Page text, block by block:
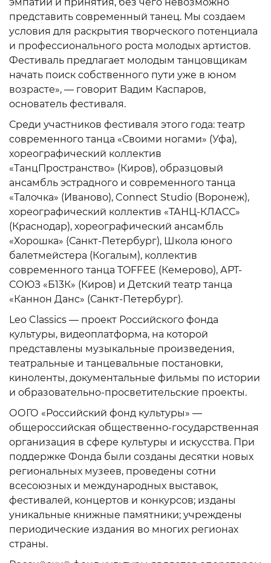
представить современный танец. Мы создаем
условия для раскрытия творческого потенциала
и профессионального роста молодых артистов.
Фестиваль предлагает молодым танцовщикам
начать поиск собственного пути уже в юном
возрасте», — говорит Вадим Каспаров,
основатель фестиваля.
Среди участников фестиваля этого года: театр
современного танца «Своими ногами» (Уфа),
хореографический коллектив
«ТанцПространство» (Киров), образцовый
ансамбль эстрадного и современного танца
«Талочка» (Иваново), Connect Studio (Воронеж),
хореографический коллектив «ТАНЦ-КЛАСС»
(Краснодар), хореографический ансамбль
«Хорошка» (Санкт-Петербург), Школа юного
балетмейстера (Когалым), коллектив
современного танца TOFFEE (Кемерово), АРТ-
СОЮЗ «Б13К» (Киров) и Детский театр танца
«Каннон Данс» (Санкт-Петербург).
Leo Classics — проект Российского фонда
культуры, видеоплатформа, на которой
представлены музыкальные произведения,
театральные и танцевальные постановки,
киноленты, документальные фильмы по истории
и образовательно-просветительские проекты.
ООГО «Российский фонд культуры» —
общероссийская общественно-государственная
организация в сфере культуры и искусства. При
поддержке Фонда были созданы десятки новых
региональных музеев, проведены сотни
всесоюзных и международных выставок,
фестивалей, концертов и конкурсов; изданы
уникальные книжные памятники; учреждены
периодические издания во многих регионах
страны.